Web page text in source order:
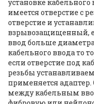
установке
имеется отверстие с
отверстие и
взрывозащищенный,
ввод больше
кабельного ввода то
если отверстие под
резьбы
применяется адаптер.
между кабельным